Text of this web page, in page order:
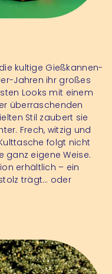
kultige Gießkannen-
Jahren ihr großes
Looks mit einem
überraschenden
Stil zaubert sie
Frech, witzig und
folgt nicht
ganz eigene Weise.
erhältlich – ein
trägt… oder